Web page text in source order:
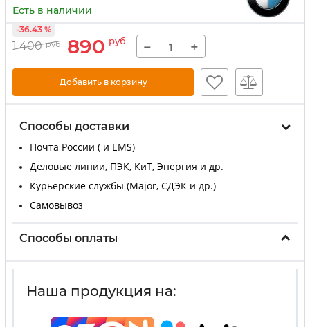
Есть в наличии
1 400 руб 890 руб
-36.43 %
− +
Добавить в корзину
Способы доставки
Почта России ( и EMS)
Деловые линии, ПЭК, КиТ, Энергия и др.
Курьерские службы (Major, СДЭК и др.)
Самовывоз
Способы оплаты
Наша продукция на: